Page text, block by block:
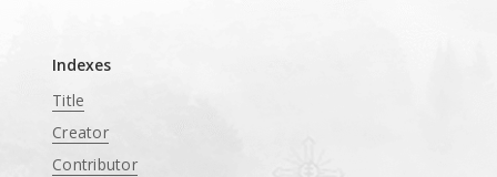
Indexes
Title
Creator
Contributor